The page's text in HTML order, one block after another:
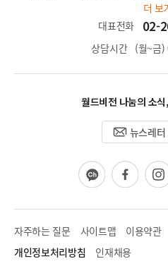
더 보
대표전화
02-
상담시간 (월~금
월드비전 나눔의 소
뉴스레
카
카
채
널
페
이
북
인
스
그
램
자주하는 질문 사이트맵 이용약관
개인정보처리방침
인재채용